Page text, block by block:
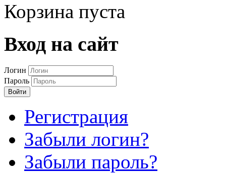
Корзина пуста
Вход на сайт
Логин
Пароль
Войти
Регистрация
Забыли логин?
Забыли пароль?